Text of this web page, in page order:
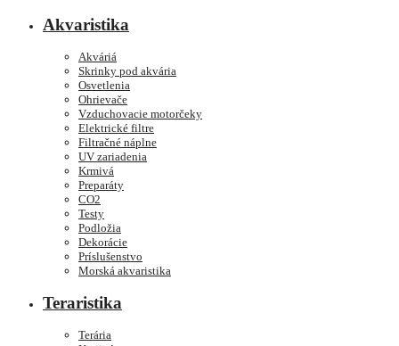
Akvaristika
Akváriá
Skrinky pod akvária
Osvetlenia
Ohrievače
Vzduchovacie motorčeky
Elektrické filtre
Filtračné náplne
UV zariadenia
Krmivá
Preparáty
CO2
Testy
Podložia
Dekorácie
Príslušenstvo
Morská akvaristika
Teraristika
Terária